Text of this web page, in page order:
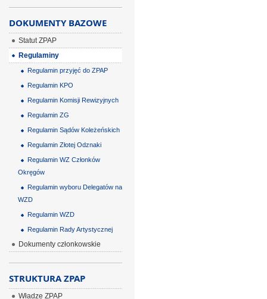
DOKUMENTY BAZOWE
Statut ZPAP
Regulaminy
Regulamin przyjęć do ZPAP
Regulamin KPO
Regulamin Komisji Rewizyjnych
Regulamin ZG
Regulamin Sądów Koleżeńskich
Regulamin Złotej Odznaki
Regulamin WZ Członków
Okręgów
Regulamin wyboru Delegatów na
WZD
Regulamin WZD
Regulamin Rady Artystycznej
Dokumenty członkowskie
STRUKTURA ZPAP
Władze ZPAP